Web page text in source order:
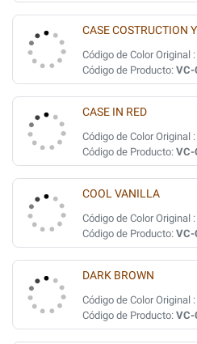
CASE COSTRUCTION
Código de Color Original :
Código de Producto: VC-
CASE IN RED
Código de Color Original :
Código de Producto: VC-
COOL VANILLA
Código de Color Original :
Código de Producto: VC-
DARK BROWN
Código de Color Original :
Código de Producto: VC-